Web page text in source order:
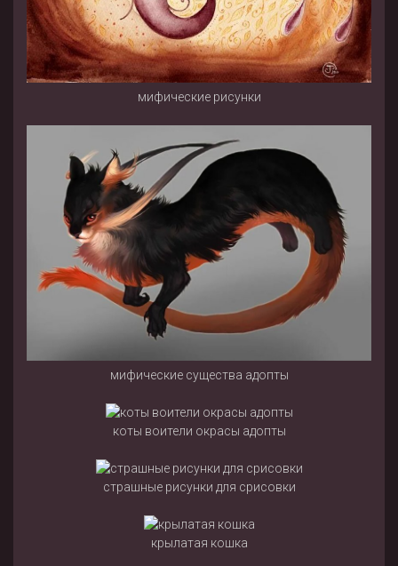
мифические рисунки
мифические существа адопты
коты воители окрасы адопты
страшные рисунки для срисовки
крылатая кошка